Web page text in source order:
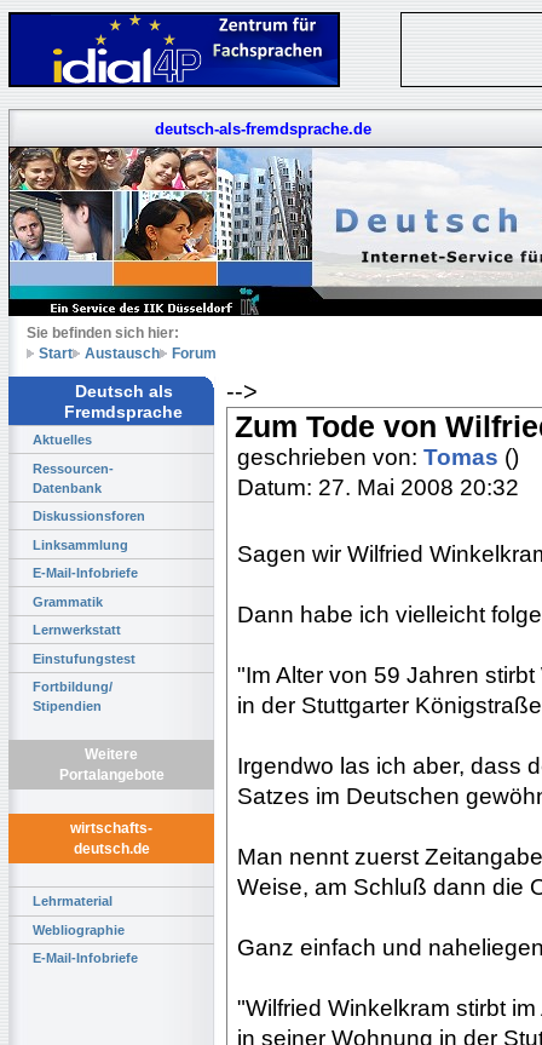
deutsch-als-fremdsprache.de
Sie befinden sich hier:
Start
Austausch Forum
Deutsch als
Fremdsprache
Aktuelles
Ressourcen-
Datenbank
Diskussionsforen
Linksammlung
E-Mail-Infobriefe
Grammatik
Lernwerkstatt
Einstufungstest
Fortbildung/
Stipendien
Weitere
Portalangebote
wirtschafts-
deutsch.de
Lehrmaterial
Webliographie
E-Mail-Infobriefe
-->
Zum Tode von
geschrieben von: Tomas ()
Datum: 27. Mai 2008 20:32
Sagen wir Wilfried
Dann habe ich vielleicht
"Im Alter von 59 Jahren
in der Stuttgarter
Irgendwo las ich aber, dass
Satzes im Deutschen
Man nennt zuerst
Weise, am Schluß dann die
Ganz einfach und
"Wilfried Winkelkram stirbt
in seiner Wohnung in der